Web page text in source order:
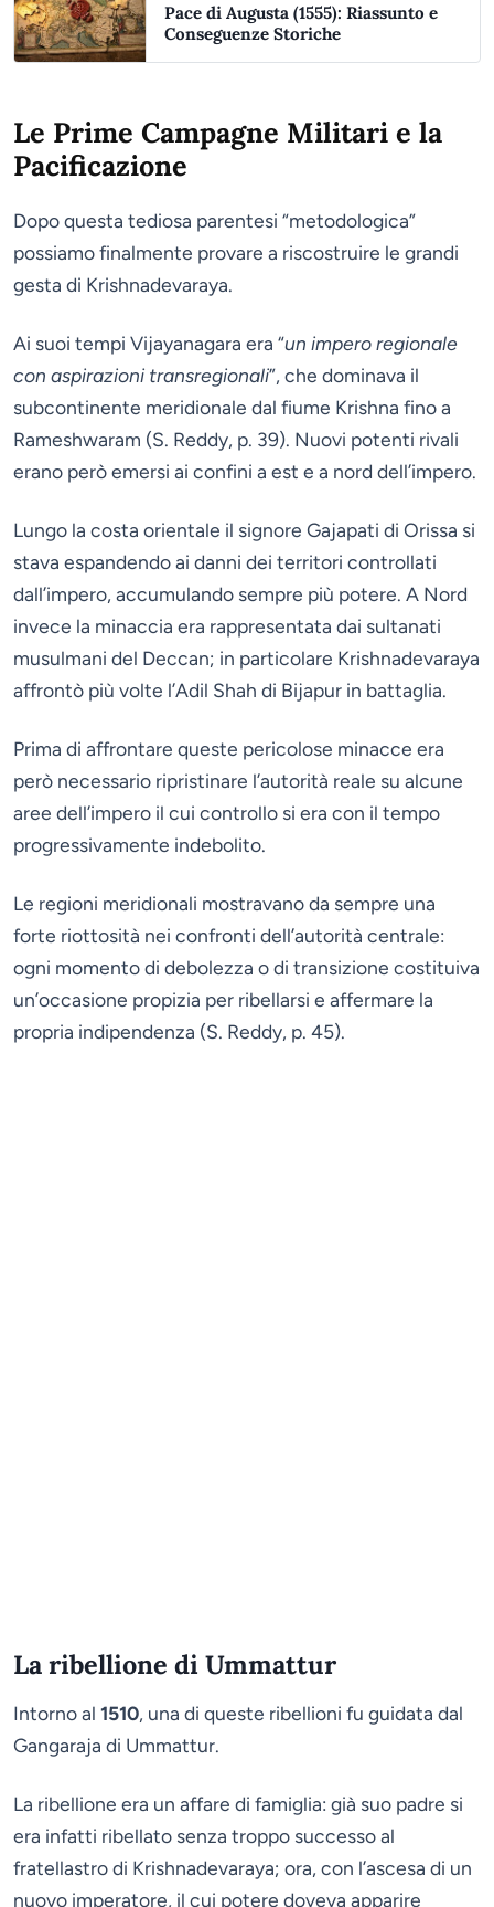
Pace di Augusta (1555): Riassunto e
Conseguenze Storiche
Le Prime Campagne Militari e la
Pacificazione
Dopo questa tediosa parentesi “metodologica”
possiamo finalmente provare a riscostruire le grandi
gesta di Krishnadevaraya.
Ai suoi tempi Vijayanagara era “un impero regionale
con aspirazioni transregionali”, che dominava il
subcontinente meridionale dal fiume Krishna fino a
Rameshwaram (S. Reddy, p. 39). Nuovi potenti rivali
erano però emersi ai confini a est e a nord dell’impero.
Lungo la costa orientale il signore Gajapati di Orissa si
stava espandendo ai danni dei territori controllati
dall’impero, accumulando sempre più potere. A Nord
invece la minaccia era rappresentata dai sultanati
musulmani del Deccan; in particolare Krishnadevaraya
affrontò più volte l’Adil Shah di Bijapur in battaglia.
Prima di affrontare queste pericolose minacce era
però necessario ripristinare l’autorità reale su alcune
aree dell’impero il cui controllo si era con il tempo
progressivamente indebolito.
Le regioni meridionali mostravano da sempre una
forte riottosità nei confronti dell’autorità centrale:
ogni momento di debolezza o di transizione costituiva
un’occasione propizia per ribellarsi e affermare la
propria indipendenza (S. Reddy, p. 45).
La ribellione di Ummattur
Intorno al 1510, una di queste ribellioni fu guidata dal
Gangaraja di Ummattur.
La ribellione era un affare di famiglia: già suo padre si
era infatti ribellato senza troppo successo al
fratellastro di Krishnadevaraya; ora, con l’ascesa di un
nuovo imperatore, il cui potere doveva apparire